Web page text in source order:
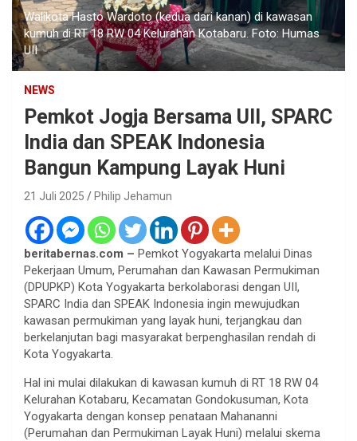
Walikota Hasto Wardoto (kedua dari kanan) di kawasan
kumuh di RT 18 RW 04 Kelurahan Kotabaru. Foto: Humas
UII
NEWS
Pemkot Jogja Bersama UII, SPARC
India dan SPEAK Indonesia
Bangun Kampung Layak Huni
21 Juli 2025 Philip Jehamun
beritabernas.com – Pemkot Yogyakarta melalui Dinas
Pekerjaan Umum, Perumahan dan Kawasan Permukiman
(DPUPKP) Kota Yogyakarta berkolaborasi dengan UII,
SPARC India dan SPEAK Indonesia ingin mewujudkan
kawasan permukiman yang layak huni, terjangkau dan
berkelanjutan bagi masyarakat berpenghasilan rendah di
Kota Yogyakarta.
Hal ini mulai dilakukan di kawasan kumuh di RT 18 RW 04
Kelurahan Kotabaru, Kecamatan Gondokusuman, Kota
Yogyakarta dengan konsep penataan Mahananni
(Perumahan dan Permukiman Layak Huni) melalui skema